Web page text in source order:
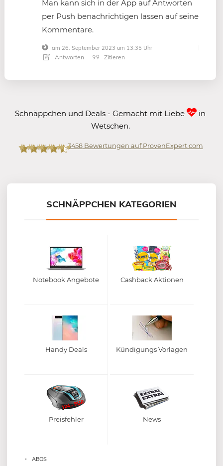
Man kann sich in der App auf Antworten
per Push benachrichtigen lassen auf seine
Kommentare.
am 26. September 2023 um 13:35 Uhr
Antworten Zitieren
Schnäppchen und Deals - Gemacht mit Liebe
in
Wetschen.
3458Bewertungen auf ProvenExpert.com
SCHNÄPPCHEN KATEGORIEN
Notebook Angebote Cashback Aktionen
Handy Deals Kündigungs Vorlagen
Preisfehler News
ABOS